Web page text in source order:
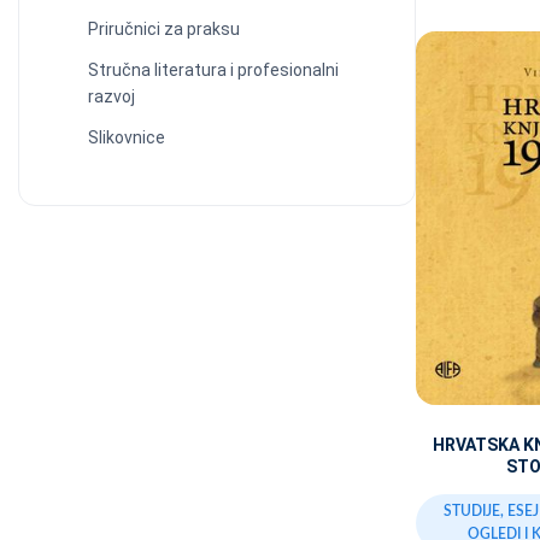
Priručnici za praksu
Stručna literatura i profesionalni
razvoj
Slikovnice
HRVATSKA
STUDIJE,
OGLEDI I